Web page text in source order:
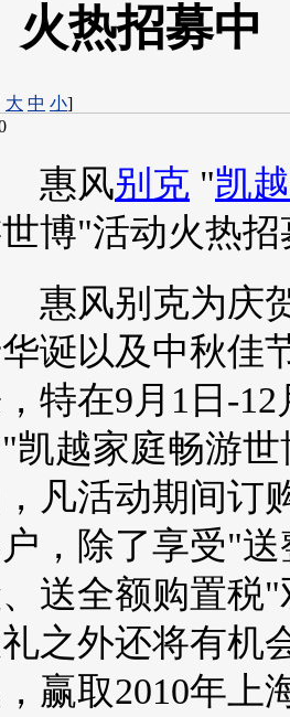
火热招募中
大 中 小]
风别克 "凯越
博"活动火热招
风别克为庆
诞以及中秋佳
特在9月1日-12
凯越家庭畅游
凡活动期间订
，除了享受"送
送全额购置税
之外还将有机
赢取2010年上